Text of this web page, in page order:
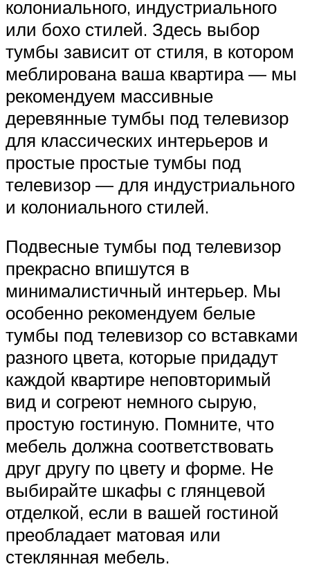
колониального, индустриального
или бохо стилей. Здесь выбор
тумбы зависит от стиля, в котором
меблирована ваша квартира — мы
рекомендуем массивные
деревянные тумбы под телевизор
для классических интерьеров и
простые простые тумбы под
телевизор — для индустриального
и колониального стилей.
Подвесные тумбы под телевизор
прекрасно впишутся в
минималистичный интерьер. Мы
особенно рекомендуем белые
тумбы под телевизор со вставками
разного цвета, которые придадут
каждой квартире неповторимый
вид и согреют немного сырую,
простую гостиную. Помните, что
мебель должна соответствовать
друг другу по цвету и форме. Не
выбирайте шкафы с глянцевой
отделкой, если в вашей гостиной
преобладает матовая или
стеклянная мебель.